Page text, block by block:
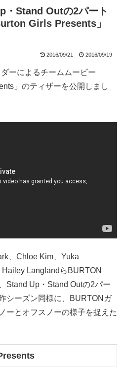
・Stand Outの2パート
Girls Presents」
2016/09/21 2016/09/19
ーによるチームムービー
」のティザーを公開しまし
、Chloe Kim、Yuka
LanglandらBURTON
Stand Up・Stand Outの2パー
シーズン同様に、BURTONガ
ーとオフスノーの様子を捉えた